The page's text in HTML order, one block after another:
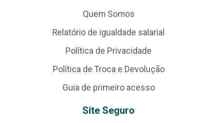
Quem Somos
Relatório de igualdade salarial
Política de Privacidade
Política de Troca e Devolução
Guia de primeiro acesso
Site Seguro